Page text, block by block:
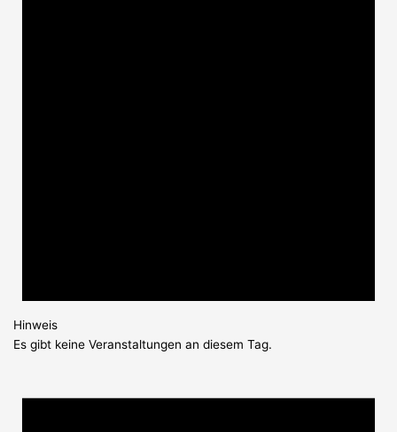
Hinweis
Es gibt keine Veranstaltungen an diesem Tag.